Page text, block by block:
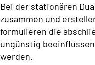
Bei der stationären
zusammen und
formulieren die
ungünstig
werden.